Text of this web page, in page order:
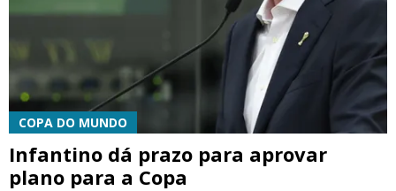
COPA DO MUNDO
Infantino dá prazo para aprovar
plano para a Copa